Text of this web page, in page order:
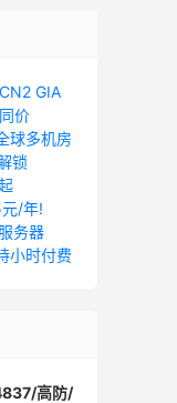
GIA
价
球多机房
锁
/年!
务器
小时付费
高防/